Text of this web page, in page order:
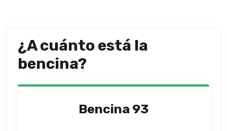
¿A cuánto está la
bencina?
Bencina 93